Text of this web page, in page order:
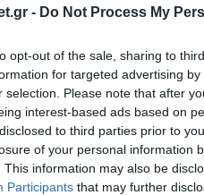
- Do Not Process My
opt-out of the sale, sharing to
for targeted advertising
selection. Please note that after
interest-based ads based on
to third parties prior to
of your personal information
This information may also be
Participants that may further
στη
συγκινησιακή
Σφουντούρης
ναζιστική θηριωδία
ιστορία.